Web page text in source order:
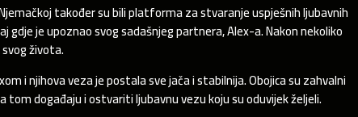
također su bili platforma za stvaranje uspješnih ljubavnih
gdje je upoznao svog sadašnjeg partnera, Alex-a. Nakon nekoliko
života.
i njihova veza je postala sve jača i stabilnija. Obojica su zahvalni
događaju i ostvariti ljubavnu vezu koju su oduvijek željeli.